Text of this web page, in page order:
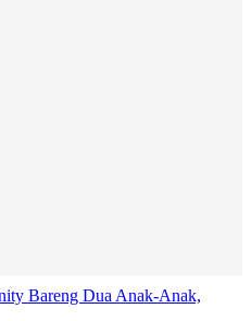
Bareng Dua Anak-Anak,